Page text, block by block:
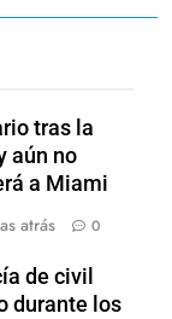
tras la
aún no
a Miami
atrás 0
de civil
durante los